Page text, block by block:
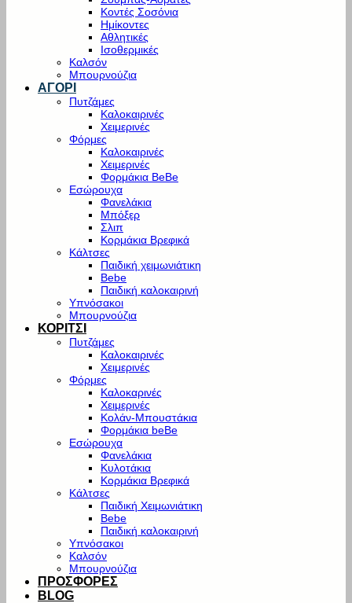
Κοντές Σοσόνια
Ημίκοντες
Αθλητικές
Ισοθερμικές
Καλσόν
Μπουρνούζια
ΑΓΟΡΙ
Πυτζάμες
Καλοκαιρινές
Χειμερινές
Φόρμες
Καλοκαιρινές
Χειμερινές
Φορμάκια BeBe
Εσώρουχα
Φανελάκια
Μπόξερ
Σλιπ
Κορμάκια Βρεφικά
Κάλτσες
Παιδική χειμωνιάτικη
Bebe
Παιδική καλοκαιρινή
Υπνόσακοι
Μπουρνούζια
ΚΟΡΙΤΣΙ
Πυτζάμες
Καλοκαιρινές
Χειμερινές
Φόρμες
Καλοκαρινές
Χειμερινές
Κολάν-Μπουστάκια
Φορμάκια beBe
Εσώρουχα
Φανελάκια
Κυλοτάκια
Κορμάκια Βρεφικά
Κάλτσες
Παιδική Χειμωνιάτικη
Bebe
Παιδική καλοκαιρινή
Υπνόσακοι
Καλσόν
Μπουρνούζια
ΠΡΟΣΦΟΡΕΣ
BLOG